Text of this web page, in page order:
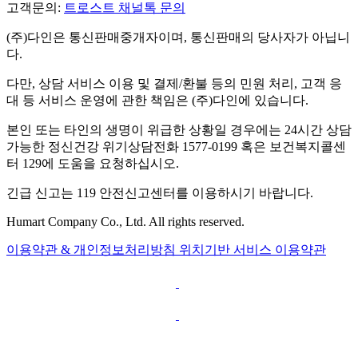
고객문의: 트로스트 채널톡 문의
(주)다인은 통신판매중개자이며, 통신판매의 당사자가 아닙니
다.
다만, 상담 서비스 이용 및 결제/환불 등의 민원 처리, 고객 응
대 등 서비스 운영에 관한 책임은 (주)다인에 있습니다.
본인 또는 타인의 생명이 위급한 상황일 경우에는 24시간 상담
가능한 정신건강 위기상담전화 1577-0199 혹은 보건복지콜센
터 129에 도움을 요청하십시오.
긴급 신고는 119 안전신고센터를 이용하시기 바랍니다.
Humart Company Co., Ltd. All rights reserved.
이용약관 & 개인정보처리방침 위치기반 서비스 이용약관